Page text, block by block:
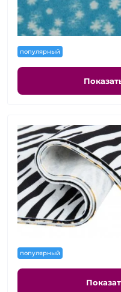
популярный
популярный